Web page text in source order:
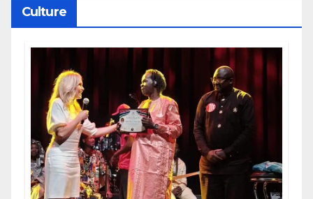
Culture